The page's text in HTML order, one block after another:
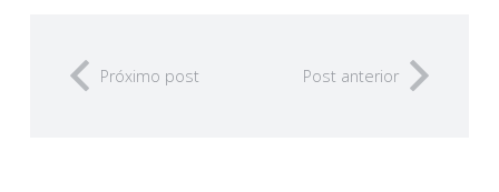
Próximo post Post anterior